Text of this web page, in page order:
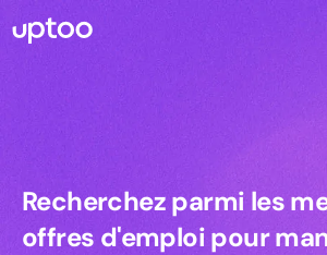
Recherchez parmi les
Recherchez parmi les
offres d'emploi pour